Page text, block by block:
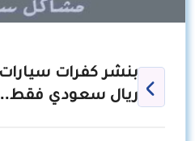
ريال سعودي فقط..